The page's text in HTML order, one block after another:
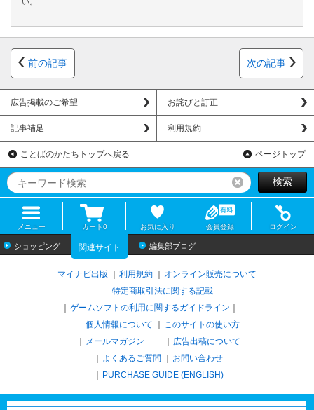
前の記事 次の記事
広告掲載のご希望 お詫びと訂正
記事補足 利用規約
ことばのかたちトップへ戻る ページトップ
リセット検索
メニュー カート0 お気に入り 会員登録 ログイン
ショッピング 関連サイト 編集部ブログ
マイナビ出版 利用規約
オンライン販売について
特定商取引法に関する記載
ゲームソフトの利用に関するガイドライン
個人情報について
このサイトの使い方
メールマガジン
広告出稿について
よくあるご質問
お問い合わせ
PURCHASE GUIDE (ENGLISH)